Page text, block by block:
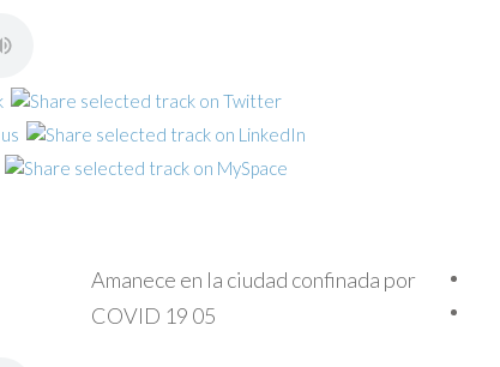
Amanece en la ciudad confinada por
COVID 19 05